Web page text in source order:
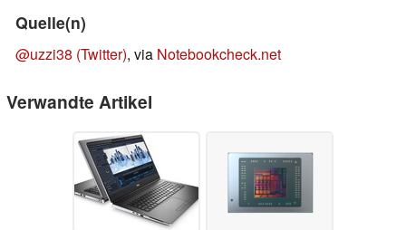
Quelle(n)
@uzzi38 (Twitter), via Notebookcheck.net
Verwandte Artikel